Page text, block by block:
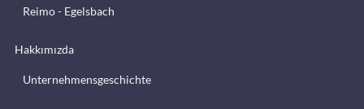
Reimo - Egelsbach
Hakkımızda
Unternehmensgeschichte